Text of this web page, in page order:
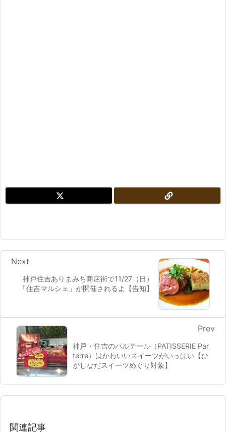
神戸住吉ありまみち商店街で11/27（日）
「住吉マルシェ」が開催されるよ【告知】
Next
神戸・住吉のパルテール（PATISSERIE Par
terre）はかわいいスイーツがいっぱい【ひ
がしなだスイーツめぐり対象】
Prev
関連記事